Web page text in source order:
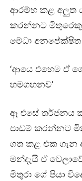
ආරම්භ කළ අලුත ය.
කරන්නට මිතුරෙකු
මේධා
‘ආයෙ එහෙම ඒ
හමගහනව’
ඈ එසේ තර්ජනය
පාඩම් කරන්නට
ගත කළ එක ගැන
මන්දැයි ඒ
මිතුරා ගේ පියා